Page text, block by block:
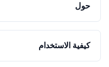
حول
كيفية الاستخدام